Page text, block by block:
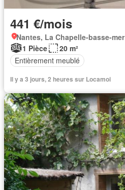
441 €/mois
Nantes, La Chapelle-basse-mer
1 Pièce
20 m²
Entièrement meublé
Il y a 3 jours, 2 heures sur Locamoi